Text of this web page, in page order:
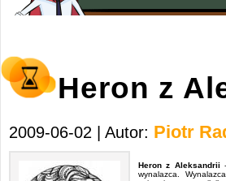
Heron z
2009-06-02 | Autor: Piotr
Heron z Aleksandrii
wynalazca.